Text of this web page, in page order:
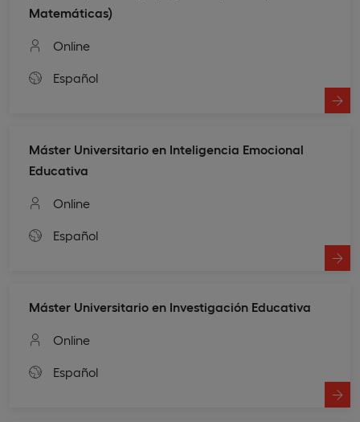
Matemáticas)
Online
Español
Máster Universitario en Inteligencia Emocional
Educativa
Online
Español
Máster Universitario en Investigación Educativa
Online
Español